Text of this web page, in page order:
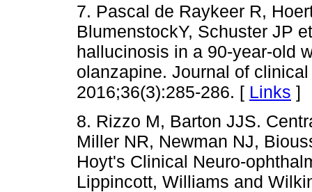
7. Pascal de Raykeer R,
BlumenstockY, Schuster JP
hallucinosis in a 90-year-old
olanzapine. Journal of
2016;36(3):285-286. [ Links ]
8. Rizzo M, Barton JJS.
Miller NR, Newman NJ,
Hoyt's Clinical Neuro-
Lippincott, Williams and